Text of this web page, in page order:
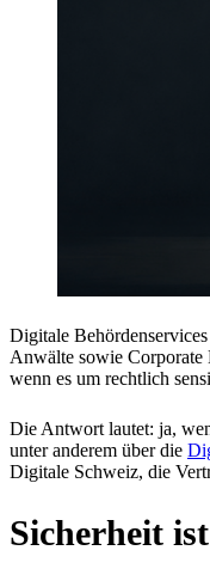
Digitale
Anwälte sowie Corporate
wenn es um rechtlich
Die Antwort lautet: ja,
unter anderem über die
Digitale Schweiz, die
Sicherheit